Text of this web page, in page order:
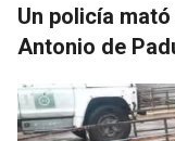
Un policía
Antonio de